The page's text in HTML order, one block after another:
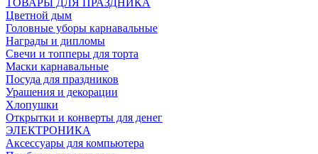
ТОВАРЫ ДЛЯ ПРАЗДНИКА
Цветной дым
Головные уборы карнавальные
Награды и дипломы
Свечи и топперы для торта
Маски карнавальные
Посуда для праздников
Урашения и декорации
Хлопушки
Открытки и конверты для денег
ЭЛЕКТРОНИКА
Аксессуары для компьютера